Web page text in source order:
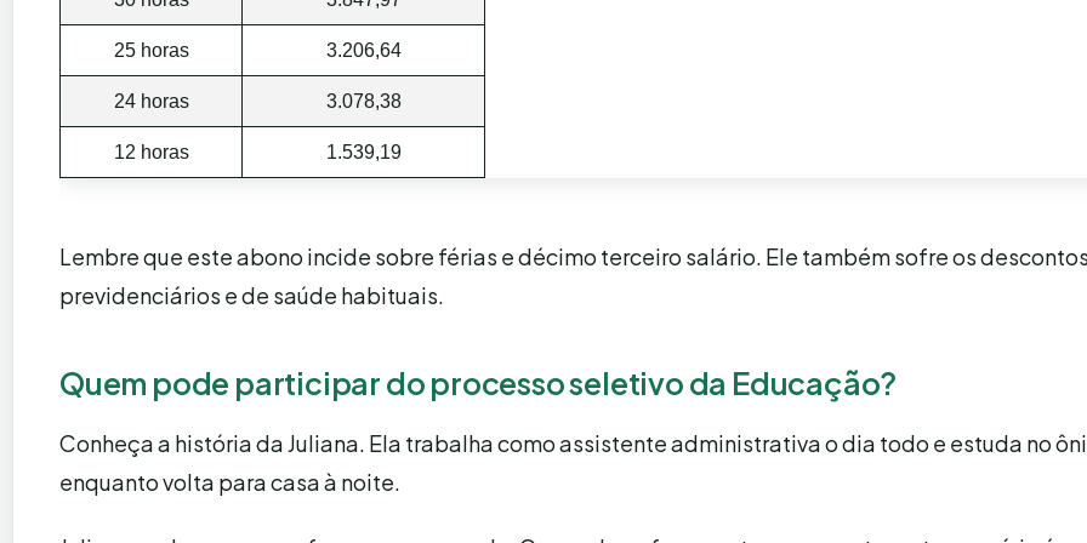
25 horas 3.206,64
24 horas 3.078,38
12 horas 1.539,19
Lembre que este abono incide sobre férias e décimo terceiro salário. Ele também sofre os descontos
previdenciários e de saúde habituais.
Quem pode participar do processo seletivo da Educação?
Conheça a história da Juliana. Ela trabalha como assistente administrativa o dia todo e estuda no
enquanto volta para casa à noite.